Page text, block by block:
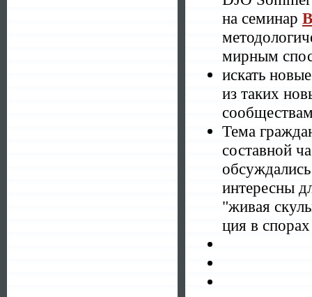
на семинар
мирным
искать
из таких
Тема
составной
интересны
"живая
ция в